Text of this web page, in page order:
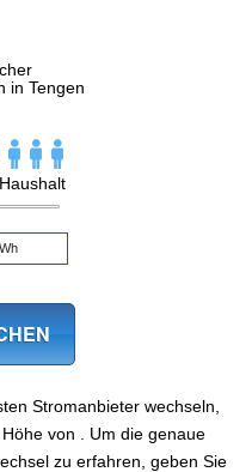
in Tengen
Stromanbieter wechseln,
von . Um die genaue
zu erfahren, geben Sie